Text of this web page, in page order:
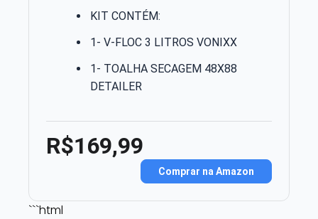
KIT CONTÉM:
1- V-FLOC 3 LITROS VONIXX
1- TOALHA SECAGEM 48X88
DETAILER
R$169,99
Comprar na Amazon
```html